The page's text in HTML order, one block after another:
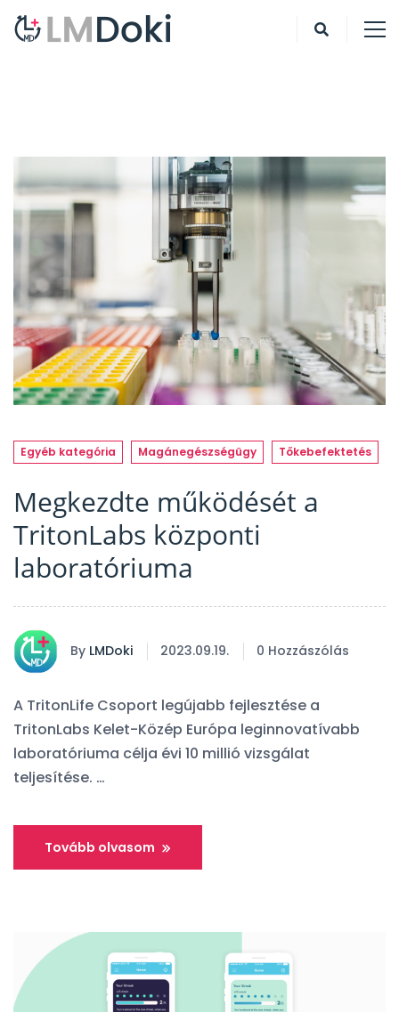
Egyéb kategória Magánegészségügy Tőkebefektetés
Megkezdte működését a
TritonLabs központi
laboratóriuma
By LMDoki 2023.09.19. 0 Hozzászólás
A TritonLife Csoport legújabb fejlesztése a
TritonLabs Kelet-Közép Európa leginnovatívabb
laboratóriuma célja évi 10 millió vizsgálat
teljesítése. …
Tovább olvasom